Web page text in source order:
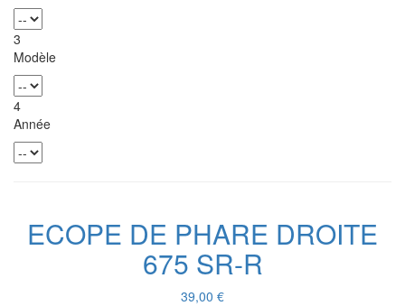
3
Modèle
4
Année
ECOPE DE PHARE DROITE
675 SR-R
39,00 €